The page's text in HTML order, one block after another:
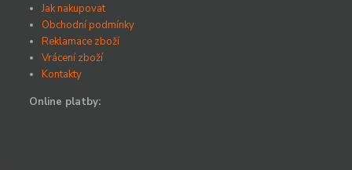
Jak nakupovat
Obchodní podmínky
Reklamace zboží
Vrácení zboží
Kontakty
Online platby: